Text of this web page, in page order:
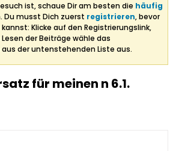
ist, schaue Dir am besten die häufig
Du musst Dich zuerst registrieren, bevor
Klicke auf den Registrierungslink,
der Beiträge wähle das
der untenstehenden Liste aus.
für meinen n 6.1.